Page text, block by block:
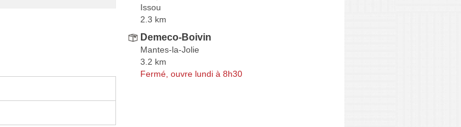
Issou
2.3 km
Demeco-Boivin
Mantes-la-Jolie
3.2 km
Fermé, ouvre lundi à 8h30